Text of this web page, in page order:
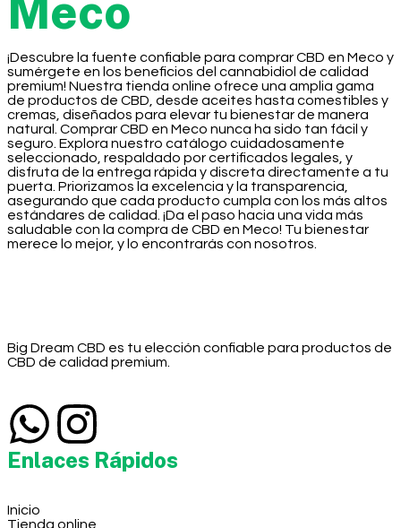
Meco
¡Descubre la fuente confiable para comprar CBD en Meco y
sumérgete en los beneficios del cannabidiol de calidad
premium! Nuestra tienda online ofrece una amplia gama
de productos de CBD, desde aceites hasta comestibles y
cremas, diseñados para elevar tu bienestar de manera
natural. Comprar CBD en Meco nunca ha sido tan fácil y
seguro. Explora nuestro catálogo cuidadosamente
seleccionado, respaldado por certificados legales, y
disfruta de la entrega rápida y discreta directamente a tu
puerta. Priorizamos la excelencia y la transparencia,
asegurando que cada producto cumpla con los más altos
estándares de calidad. ¡Da el paso hacia una vida más
saludable con la compra de CBD en Meco! Tu bienestar
merece lo mejor, y lo encontrarás con nosotros.
Big Dream CBD es tu elección confiable para productos de
CBD de calidad premium.
Enlaces Rápidos
Inicio
Tienda online